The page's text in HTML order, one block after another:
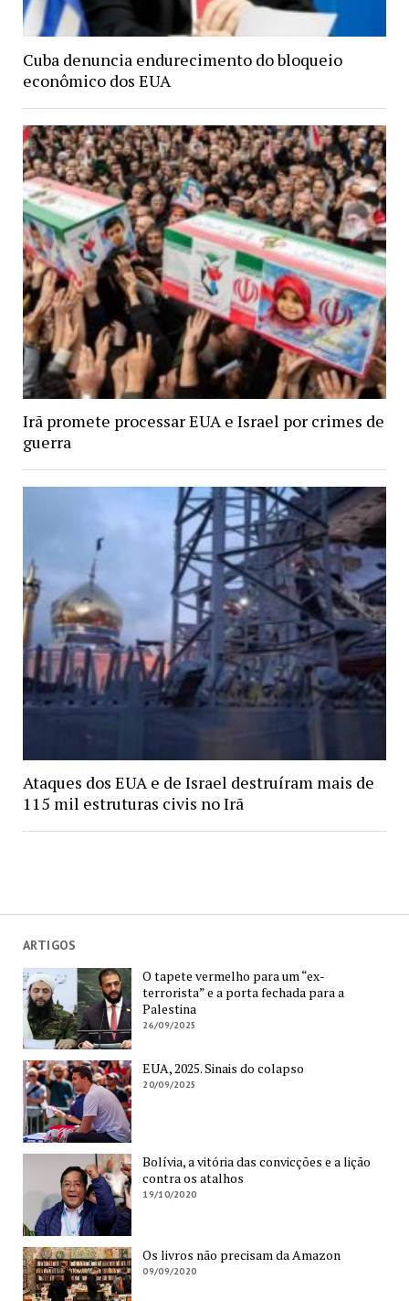
Cuba denuncia endurecimento do bloqueio
econômico dos EUA
Irã promete processar EUA e Israel por crimes de
guerra
Ataques dos EUA e de Israel destruíram mais de
115 mil estruturas civis no Irã
ARTIGOS
O tapete vermelho para um “ex-
terrorista” e a porta fechada para a
Palestina
26/09/2025
EUA, 2025. Sinais do colapso
20/09/2025
Bolívia, a vitória das convicções e a lição
contra os atalhos
19/10/2020
Os livros não precisam da Amazon
09/09/2020